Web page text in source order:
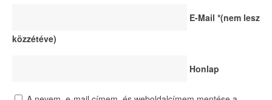
E-Mail *(nem lesz
közzétéve)
Honlap